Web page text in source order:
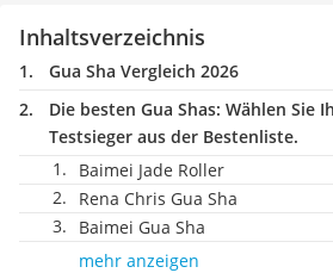
Inhaltsverzeichnis
Gua Sha Vergleich 2026
Die besten Gua Shas: Wählen Sie
Testsieger aus der Bestenliste.
Baimei Jade Roller
Rena Chris Gua Sha
Baimei Gua Sha
mehr anzeigen